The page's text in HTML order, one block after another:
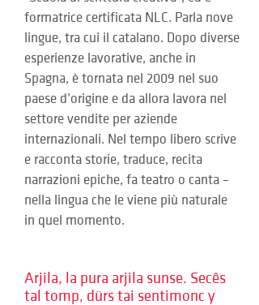
formatrice certificata NLC. Parla nove
lingue, tra cui il catalano. Dopo diverse
esperienze lavorative, anche in
Spagna, è tornata nel 2009 nel suo
paese d’origine e da allora lavora nel
settore vendite per aziende
internazionali. Nel tempo libero scrive
e racconta storie, traduce, recita
narrazioni epiche, fa teatro o canta –
nella lingua che le viene più naturale
in quel momento.
Arjila, la pura arjila sunse. Secês
tal tomp, dürs tai sentimonc y